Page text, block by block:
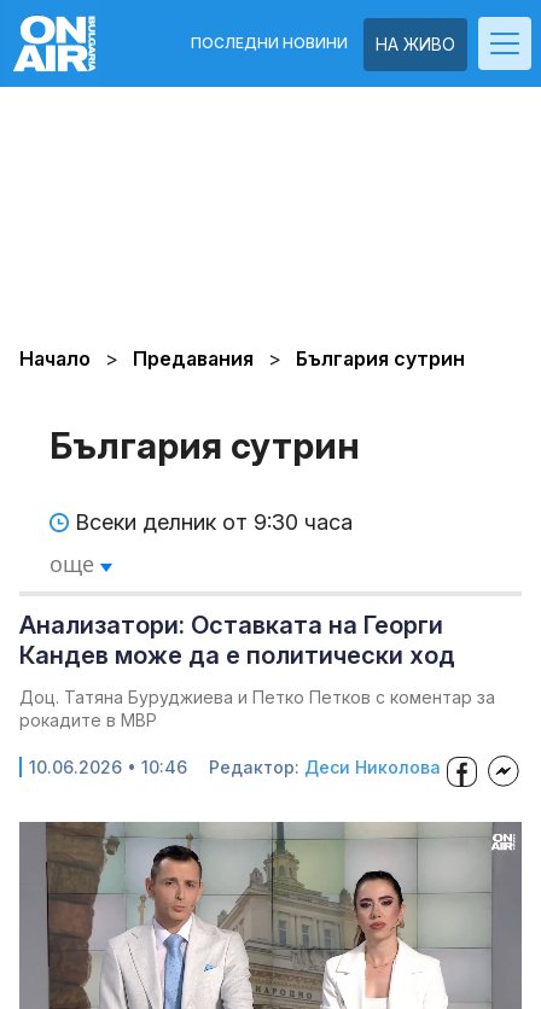
НА ЖИВО
ПОСЛЕДНИ НОВИНИ
Начало Предавания България сутрин
България сутрин
Всеки делник от 9:30 часа
още
Анализатори: Оставката на Георги
Кандев може да е политически ход
Доц. Татяна Буруджиева и Петко Петков с коментар за
рокадите в МВР
10.06.2026 • 10:46 Редактор: Деси Николова